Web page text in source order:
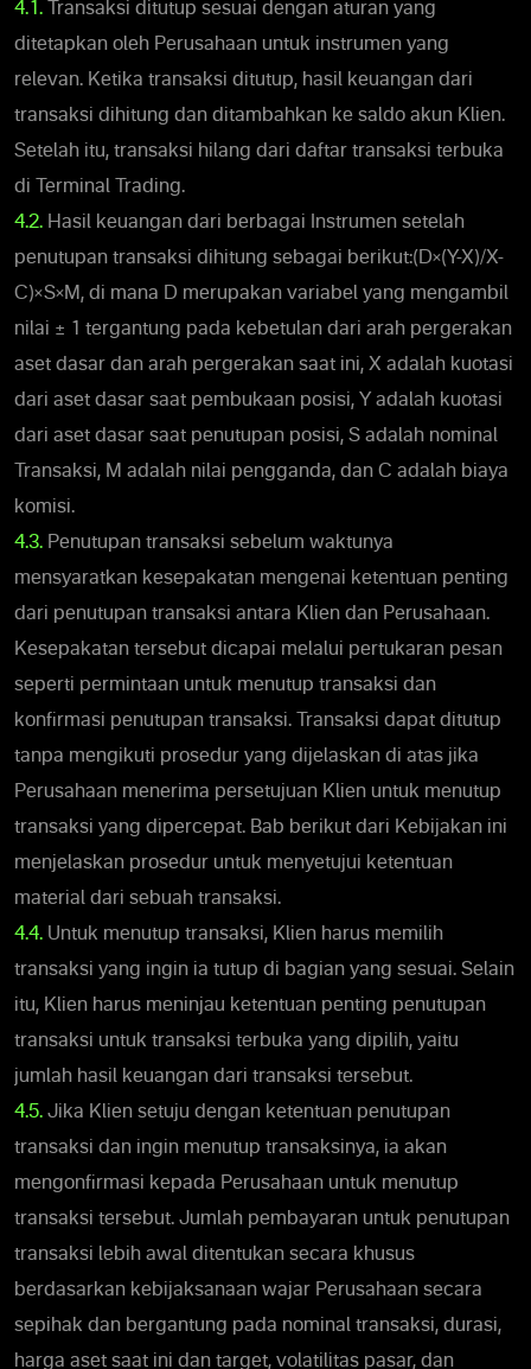
4.1. Transaksi ditutup sesuai dengan aturan yang
ditetapkan oleh Perusahaan untuk instrumen yang
relevan. Ketika transaksi ditutup, hasil keuangan dari
transaksi dihitung dan ditambahkan ke saldo akun Klien.
Setelah itu, transaksi hilang dari daftar transaksi terbuka
di Terminal Trading.
4.2. Hasil keuangan dari berbagai Instrumen setelah
penutupan transaksi dihitung sebagai berikut:(D×(Y-X)/X-
C)×S×M, di mana D merupakan variabel yang mengambil
nilai ± 1 tergantung pada kebetulan dari arah pergerakan
aset dasar dan arah pergerakan saat ini, X adalah kuotasi
dari aset dasar saat pembukaan posisi, Y adalah kuotasi
dari aset dasar saat penutupan posisi, S adalah nominal
Transaksi, M adalah nilai pengganda, dan C adalah biaya
komisi.
4.3. Penutupan transaksi sebelum waktunya
mensyaratkan kesepakatan mengenai ketentuan penting
dari penutupan transaksi antara Klien dan Perusahaan.
Kesepakatan tersebut dicapai melalui pertukaran pesan
seperti permintaan untuk menutup transaksi dan
konfirmasi penutupan transaksi. Transaksi dapat ditutup
tanpa mengikuti prosedur yang dijelaskan di atas jika
Perusahaan menerima persetujuan Klien untuk menutup
transaksi yang dipercepat. Bab berikut dari Kebijakan ini
menjelaskan prosedur untuk menyetujui ketentuan
material dari sebuah transaksi.
4.4. Untuk menutup transaksi, Klien harus memilih
transaksi yang ingin ia tutup di bagian yang sesuai. Selain
itu, Klien harus meninjau ketentuan penting penutupan
transaksi untuk transaksi terbuka yang dipilih, yaitu
jumlah hasil keuangan dari transaksi tersebut.
4.5. Jika Klien setuju dengan ketentuan penutupan
transaksi dan ingin menutup transaksinya, ia akan
mengonfirmasi kepada Perusahaan untuk menutup
transaksi tersebut. Jumlah pembayaran untuk penutupan
transaksi lebih awal ditentukan secara khusus
berdasarkan kebijaksanaan wajar Perusahaan secara
sepihak dan bergantung pada nominal transaksi, durasi,
harga aset saat ini dan target, volatilitas pasar, dan